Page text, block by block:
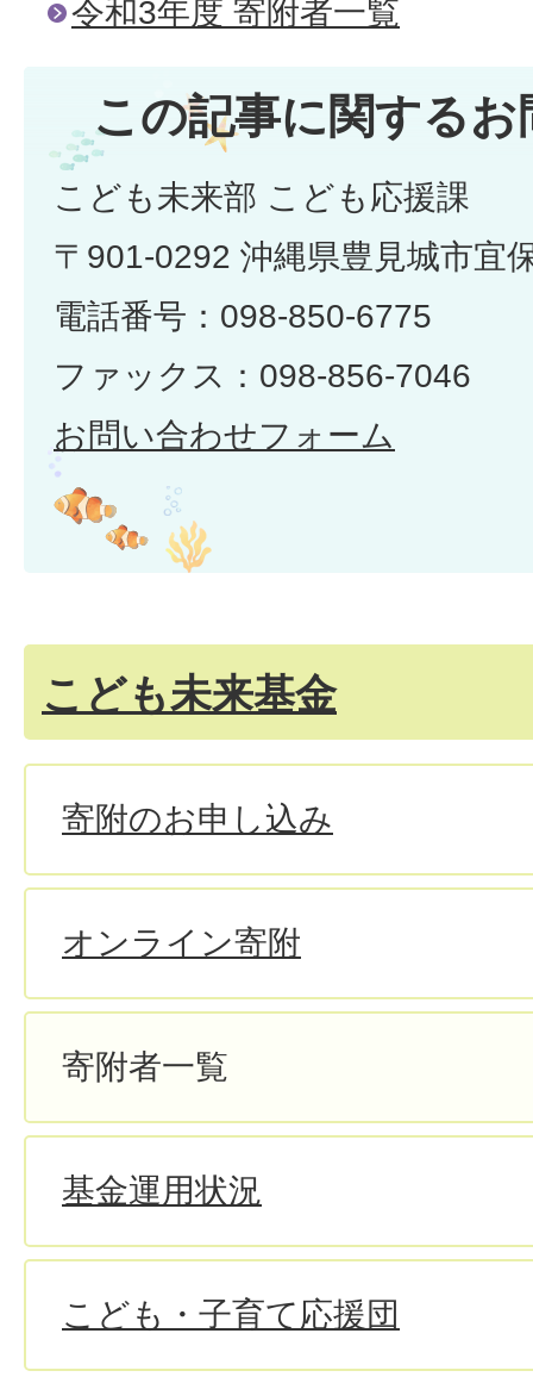
令和3年度 寄附者一覧
この記事に関する
こども未来部 こども応援課
〒901-0292 沖縄県豊見城市宜
電話番号：098-850-6775
ファックス：098-856-7046
お問い合わせフォーム
こども未来基金
寄附のお申し込み
オンライン寄附
寄附者一覧
基金運用状況
こども・子育て応援団